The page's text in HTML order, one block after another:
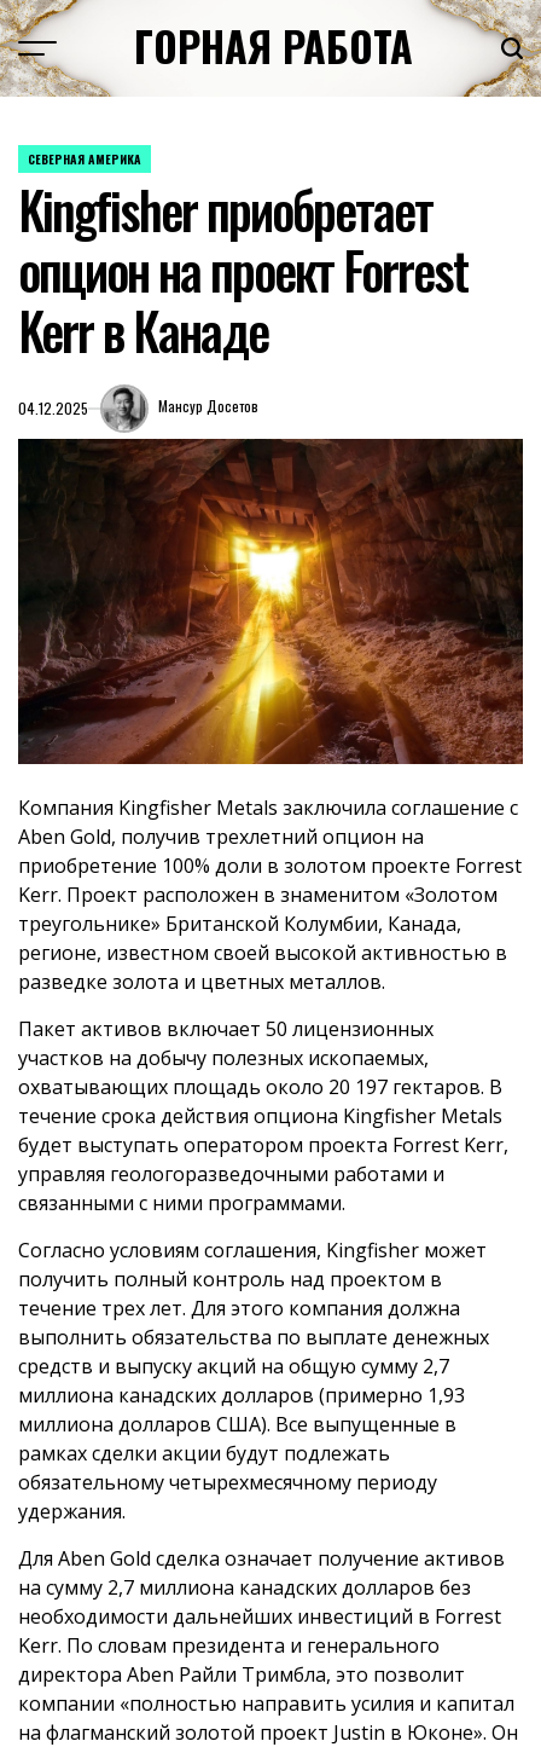
Перейти
к
содержимому
ГОРНАЯ РАБОТА
ОПУБЛИКОВАНО
СЕВЕРНАЯ АМЕРИКА
Kingfisher приобретает
опцион на проект Forrest
Kerr в Канаде
04.12.2025 Мансур Досетов
Компания Kingfisher Metals заключила соглашение с
Aben Gold, получив трехлетний опцион на
приобретение 100% доли в золотом проекте Forrest
Kerr. Проект расположен в знаменитом «Золотом
треугольнике» Британской Колумбии, Канада,
регионе, известном своей высокой активностью в
разведке золота и цветных металлов.
Пакет активов включает 50 лицензионных
участков на добычу полезных ископаемых,
охватывающих площадь около 20 197 гектаров. В
течение срока действия опциона Kingfisher Metals
будет выступать оператором проекта Forrest Kerr,
управляя геологоразведочными работами и
связанными с ними программами.
Согласно условиям соглашения, Kingfisher может
получить полный контроль над проектом в
течение трех лет. Для этого компания должна
выполнить обязательства по выплате денежных
средств и выпуску акций на общую сумму 2,7
миллиона канадских долларов (примерно 1,93
миллиона долларов США). Все выпущенные в
рамках сделки акции будут подлежать
обязательному четырехмесячному периоду
удержания.
Для Aben Gold сделка означает получение активов
на сумму 2,7 миллиона канадских долларов без
необходимости дальнейших инвестиций в Forrest
Kerr. По словам президента и генерального
директора Aben Райли Тримбла, это позволит
компании «полностью направить усилия и капитал
на флагманский золотой проект Justin в Юконе». Он